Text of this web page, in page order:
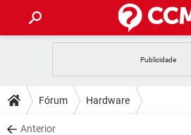
CELULAR
OUTLOOK
DICAS
JOGOS
DOWNLOADS
Fórum Hardware
Anterior